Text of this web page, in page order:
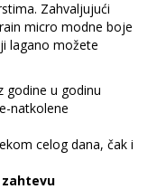
Zahvaljujući
micro modne boje
lagano možete
godine u godinu
natkolene
celog dana, čak i